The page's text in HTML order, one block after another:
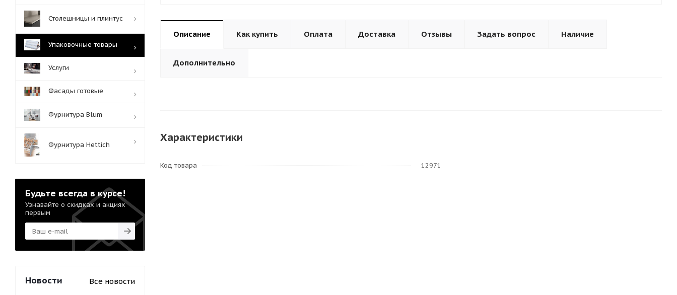
Описание Как купить Оплата Доставка Отзывы Задать вопрос Наличие
Дополнительно
Характеристики
Код товара 12971
Столешницы и плинтус
Упаковочные товары
Услуги
Фасады готовые
Фурнитура Blum
Фурнитура Hettich
Будьте всегда в курсе!
Узнавайте о скидках и акциях
первым
Новости Все новости